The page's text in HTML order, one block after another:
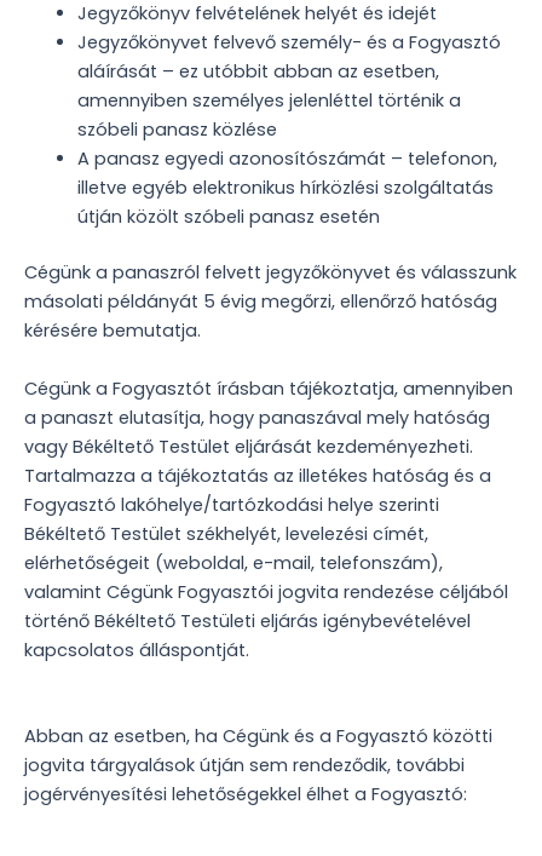
Jegyzőkönyv felvételének helyét és idejét
Jegyzőkönyvet felvevő személy- és a Fogyasztó
aláírását – ez utóbbit abban az esetben,
amennyiben személyes jelenléttel történik a
szóbeli panasz közlése
A panasz egyedi azonosítószámát – telefonon,
illetve egyéb elektronikus hírközlési szolgáltatás
útján közölt szóbeli panasz esetén
Cégünk a panaszról felvett jegyzőkönyvet és válasszunk
másolati példányát 5 évig megőrzi, ellenőrző hatóság
kérésére bemutatja.
Cégünk a Fogyasztót írásban tájékoztatja, amennyiben
a panaszt elutasítja, hogy panaszával mely hatóság
vagy Békéltető Testület eljárását kezdeményezheti.
Tartalmazza a tájékoztatás az illetékes hatóság és a
Fogyasztó lakóhelye/tartózkodási helye szerinti
Békéltető Testület székhelyét, levelezési címét,
elérhetőségeit (weboldal, e-mail, telefonszám),
valamint Cégünk Fogyasztói jogvita rendezése céljából
történő Békéltető Testületi eljárás igénybevételével
kapcsolatos álláspontját.
Abban az esetben, ha Cégünk és a Fogyasztó közötti
jogvita tárgyalások útján sem rendeződik, további
jogérvényesítési lehetőségekkel élhet a Fogyasztó: